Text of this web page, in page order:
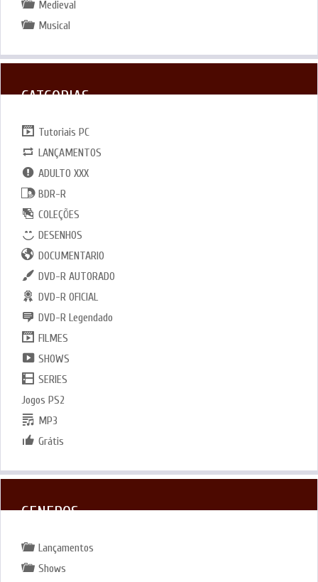
Medieval
Musical
CATGORIAS
Tutoriais PC
LANÇAMENTOS
ADULTO XXX
BDR-R
COLEÇÕES
DESENHOS
DOCUMENTARIO
DVD-R AUTORADO
DVD-R OFICIAL
DVD-R Legendado
FILMES
SHOWS
SERIES
Jogos PS2
MP3
Grátis
GENEROS
Lançamentos
Shows